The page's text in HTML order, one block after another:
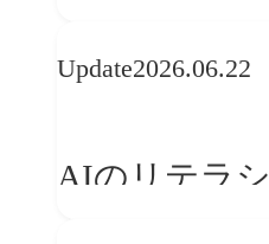
「正解」を
Update2026.06.22
AIのリテラ